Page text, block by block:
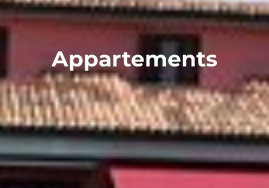
Appartements
Appartements
Services
Tarifs
Photos et vidéos
Où nous sommes
Contacts